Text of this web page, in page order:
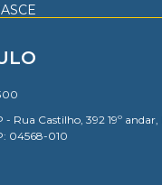
- Rua Castilho, 392 19º
04568-010